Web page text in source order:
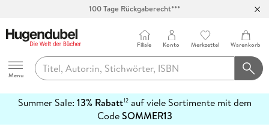
100 Tage Rückgaberecht***
Hugendubel
Menu
Filiale Konto Merkzettel Warenkorb
Summer Sale: 13% Rabatt12auf viele Sortimente mit dem
CodeSOMMER13
erfahren